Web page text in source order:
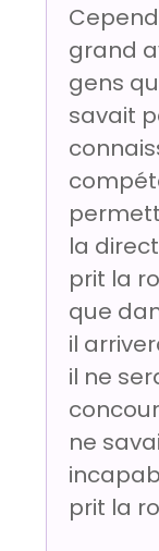
grand
gens
savait
la
prit la
que
il
il ne
ne
prit la